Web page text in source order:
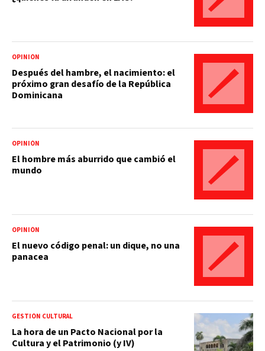
OPINIÓN
Después del hambre, el nacimiento: el
próximo gran desafío de la República
Dominicana
OPINIÓN
El hombre más aburrido que cambió el
mundo
OPINIÓN
El nuevo código penal: un dique, no una
panacea
GESTIÓN CULTURAL
La hora de un Pacto Nacional por la
Cultura y el Patrimonio (y IV)